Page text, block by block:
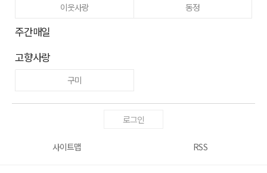
이웃사랑
동정
주간매일
고향사랑
구미
로그인
사이트맵 RSS